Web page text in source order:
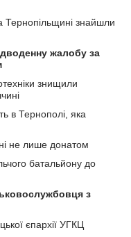
Тернопільщині знайшли
жалобу за
знищили
в Тернополі, яка
не лише донатом
батальйону до
з
єпархії УГКЦ